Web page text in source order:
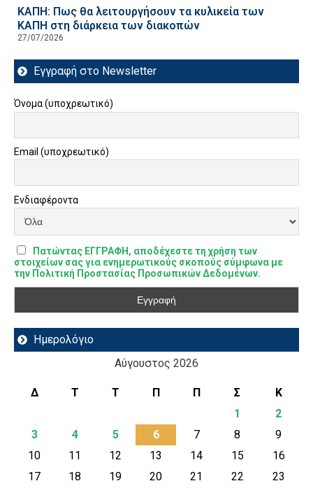
ΚΑΠΗ: Πως θα λειτουργήσουν τα κυλικεία των
ΚΑΠΗ στη διάρκεια των διακοπών
27/07/2026
Εγγραφή στο Newsletter
Όνομα (υποχρεωτικό)
Email (υποχρεωτικό)
Ενδιαφέροντα
Πατώντας ΕΓΓΡΑΦΗ, αποδέχεστε τη χρήση των
στοιχείων σας για ενημερωτικούς σκοπούς σύμφωνα με
την Πολιτική Προστασίας Προσωπικών Δεδομένων.
Ημερολόγιο
Αύγουστος 2026
Δ Τ Τ Π Π Σ
Κ
1
2
3
4 5 6 7 8
9
10
11 12 13 14 15
16
17
18 19 20 21 22
23